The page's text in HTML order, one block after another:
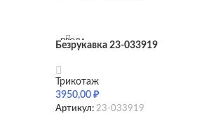
ПРОДА
НО
Безрукавка 23-033919
Трикотаж
3950,00 ₽
Артикул: 23-033919